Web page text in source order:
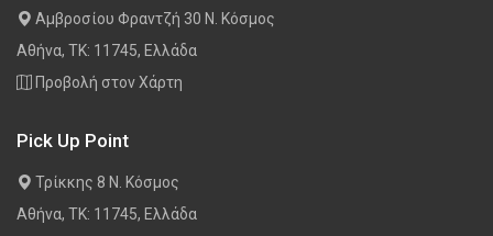
Αμβροσίου Φραντζή 30 Ν. Κόσμος
Αθήνα, ΤΚ: 11745, Ελλάδα
Προβολή στον Χάρτη
Pick Up Point
Τρίκκης 8 Ν. Κόσμος
Αθήνα, ΤΚ: 11745, Ελλάδα